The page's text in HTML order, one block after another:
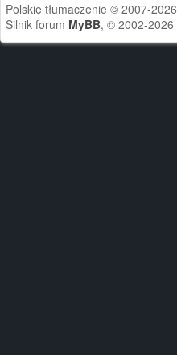
Polskie tłumaczenie © 2007-2026
Silnik forum MyBB, © 2002-2026